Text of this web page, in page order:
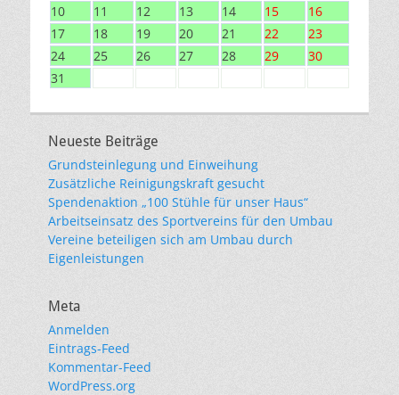
10
11 12 13 14 15
16
17
18 19 20 21 22
23
24
25 26 27 28 29
30
31
Neueste Beiträge
Grundsteinlegung und Einweihung
Zusätzliche Reinigungskraft gesucht
Spendenaktion „100 Stühle für unser Haus“
Arbeitseinsatz des Sportvereins für den Umbau
Vereine beteiligen sich am Umbau durch
Eigenleistungen
Meta
Anmelden
Eintrags-Feed
Kommentar-Feed
WordPress.org